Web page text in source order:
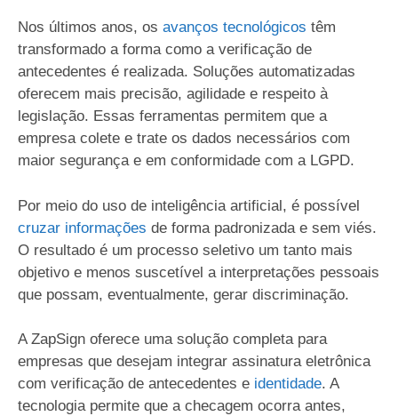
Nos últimos anos, os avanços tecnológicos têm
transformado a forma como a verificação de
antecedentes é realizada. Soluções automatizadas
oferecem mais precisão, agilidade e respeito à
legislação. Essas ferramentas permitem que a
empresa colete e trate os dados necessários com
maior segurança e em conformidade com a LGPD.
Por meio do uso de inteligência artificial, é possível
cruzar informações de forma padronizada e sem viés.
O resultado é um processo seletivo um tanto mais
objetivo e menos suscetível a interpretações pessoais
que possam, eventualmente, gerar discriminação.
A ZapSign oferece uma solução completa para
empresas que desejam integrar assinatura eletrônica
com verificação de antecedentes e identidade. A
tecnologia permite que a checagem ocorra antes,